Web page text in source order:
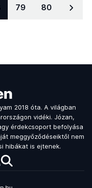
Oldal:
79 Oldal:
80
2018 óta. A világban
vidéki. Józan,
érdekcsoport befolyása
meggyőződéseiktől nem
hibákat is ejtenek.